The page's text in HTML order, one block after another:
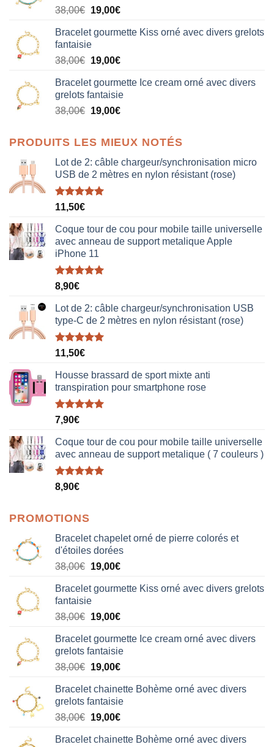
38,00€ Le
initial
était :
38,00€.
19,00€Le
actuel
19,00€.
Bracelet gourmette Kiss orné avec divers grelots
fantaisie
38,00€ Le
initial
était :
38,00€.
19,00€Le
actuel
est :
19,00€.
Bracelet gourmette Ice cream orné avec divers
grelots fantaisie
38,00€ Le
était :
38,00€.
19,00€Le
est :
19,00€.
PRODUITS LES MIEUX NOTÉS
Lot de 2: câble chargeur/synchronisation micro
USB de 2 mètres en nylon résistant (rose)
Note5.00
11,50€
Coque tour de cou pour mobile taille universelle
avec anneau de support metalique Apple
iPhone 11
Note5.00
8,90€
Lot de 2: câble chargeur/synchronisation USB
type-C de 2 mètres en nylon résistant (rose)
Note5.00
11,50€
Housse brassard de sport mixte anti
transpiration pour smartphone rose
Note5.00
7,90€
Coque tour de cou pour mobile taille universelle
avec anneau de support metalique ( 7 couleurs )
Note5.00
8,90€
PROMOTIONS
Bracelet chapelet orné de pierre colorés et
d'étoiles dorées
38,00€ Le
initial
était :
38,00€.
19,00€Le
actuel
19,00€.
Bracelet gourmette Kiss orné avec divers grelots
fantaisie
38,00€ Le
initial
était :
38,00€.
19,00€Le
actuel
est :
19,00€.
Bracelet gourmette Ice cream orné avec divers
grelots fantaisie
38,00€ Le
initial
était :
38,00€.
19,00€Le
actuel
est :
19,00€.
Bracelet chainette Bohème orné avec divers
grelots fantaisie
38,00€ Le
initial
19,00€Le
actuel
Bracelet chainette Bohème orné avec divers